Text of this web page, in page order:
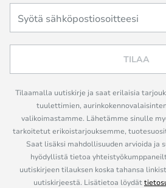
TILAA
Tilaamalla uutiskirje ja saat erilaisia
tuulettimien,
valikoimastamme. Lähetämme sinulle
tarkoitetut erikoistarjouksemme,
Saat lisäksi mahdollisuuden arvioida ja
hyödyllistä tietoa
uutiskirjeen tilauksen koska tahansa
uutiskirjeestä. Lisätietoa löydät